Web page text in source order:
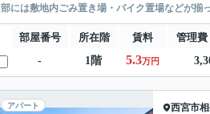
部には敷地内ごみ置き場・バイク置場などが揃
部屋番号 所在階 賃料 管理費
-
1階 5.3万円
アパート 西宮市